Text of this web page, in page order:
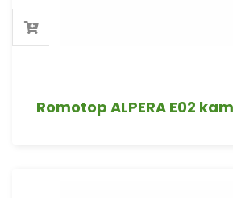
Romotop ALPERA E02